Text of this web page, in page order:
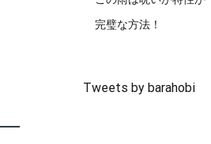
完璧な方法！
Tweets by barahobi